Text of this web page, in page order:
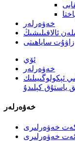
خەۋەرلەر
ئالاقىلىشىڭ
زاۋۇت ساياھىتى
ئۆي
خەۋەرلەر
ئېكولوگىيىلىك
ياستۇق كېلىدۇ
خەۋەرلەر
خەۋەرلىرى
خەۋەرلىرى